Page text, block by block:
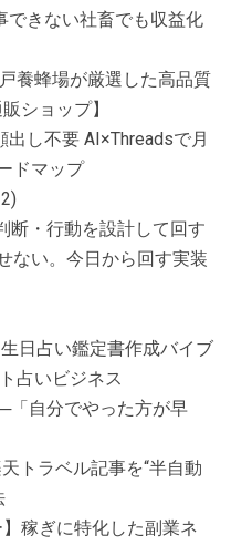
できない社畜でも収益化
養蜂場が厳選した高品質
ショップ】
出し不要 AI×Threadsで月
ドマップ
断・行動を設計して回す
ない。今日から回す実装
日占い鑑定書作成バイブ
占いビジネス
「自分でやった方が早
トラベル記事を“半自動
稼ぎに特化した副業ネ